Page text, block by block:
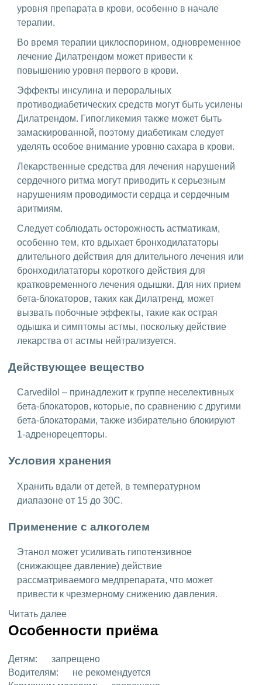
уровня препарата в крови, особенно в начале
терапии.
Во время терапии циклоспорином, одновременное
лечение Дилатрендом может привести к
повышению уровня первого в крови.
Эффекты инсулина и пероральных
противодиабетических средств могут быть усилены
Дилатрендом. Гипогликемия также может быть
замаскированной, поэтому диабетикам следует
уделять особое внимание уровню сахара в крови.
Лекарственные средства для лечения нарушений
сердечного ритма могут приводить к серьезным
нарушениям проводимости сердца и сердечным
аритмиям.
Следует соблюдать осторожность астматикам,
особенно тем, кто вдыхает бронходилататоры
длительного действия для длительного лечения или
бронходилататоры короткого действия для
кратковременного лечения одышки. Для них прием
бета-блокаторов, таких как Дилатренд, может
вызвать побочные эффекты, такие как острая
одышка и симптомы астмы, поскольку действие
лекарства от астмы нейтрализуется.
Действующее вещество
Carvedilol – принадлежит к группе неселективных
бета-блокаторов, которые, по сравнению с другими
бета-блокаторами, также избирательно блокируют
1-адренорецепторы.
Условия хранения
Хранить вдали от детей, в температурном
диапазоне от 15 до 30C.
Применение с алкоголем
Этанол может усиливать гипотензивное
(снижающее давление) действие
рассматриваемого медпрепарата, что может
привести к чрезмерному снижению давления.
Читать далее
Особенности приёма
Детям:
запрещено
Водителям:
не рекомендуется